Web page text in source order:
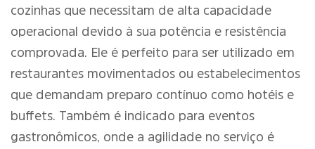
cozinhas que necessitam de alta capacidade
operacional devido à sua potência e resistência
comprovada. Ele é perfeito para ser utilizado em
restaurantes movimentados ou estabelecimentos
que demandam preparo contínuo como hotéis e
buffets. Também é indicado para eventos
gastronômicos, onde a agilidade no serviço é